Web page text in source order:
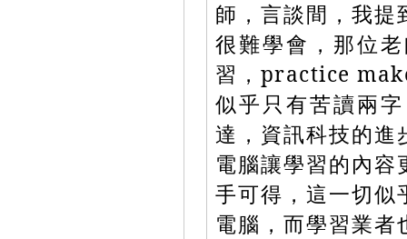
師，言談間，我提
很難學會，那位
習，practice
似乎只有苦讀兩
達，資訊科技的進
電腦讓學習的內
手可得，這一切似
電腦，而學習業